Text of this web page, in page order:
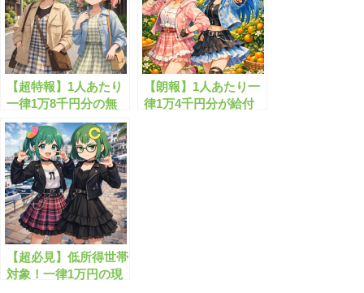
【超特報】1人あたり
一律1万8千円分の無
料給付開始へ！
【朗報】1人あたり一
律1万4千円分が給付
【超必見】低所得世帯
対象！一律1万円の現